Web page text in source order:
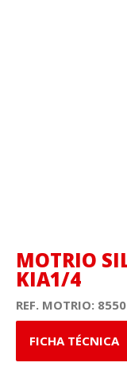
MOTRIO
KIA1/4
REF. MOTRIO:
FICHA TÉCNICA